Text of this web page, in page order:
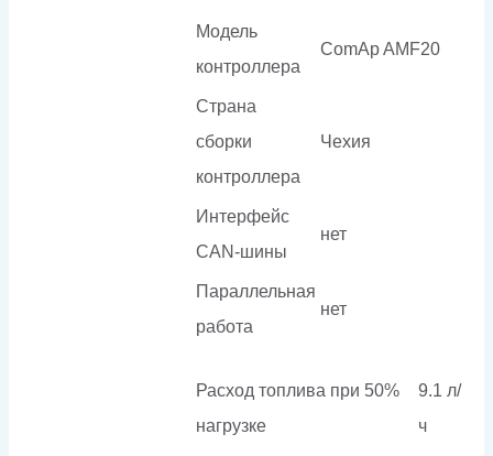
Модель
контроллера
ComAp AMF20
Страна
сборки
контроллера
Чехия
Интерфейс
CAN-шины
нет
Параллельная
работа
нет
Расход топлива при 50%
нагрузке
9.1 л/
ч